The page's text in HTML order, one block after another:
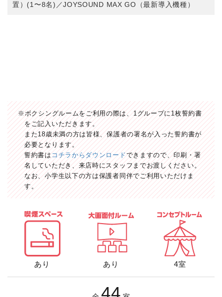
置）(1〜8名)／JOYSOUND MAX GO（最新導入機種）
※ボクシングルームをご利用の際は、1グループに1枚誓約書
をご記入いただきます。
また18歳未満の方は皆様、保護者の署名が入った誓約書が
必要となります。
誓約書はコチラからダウンロードできますので、印刷・署
名していただき、来店時にスタッフまでお渡しください。
なお、小学生以下の方は保護者同伴でご利用いただけま
す。
あり あり 4室
44